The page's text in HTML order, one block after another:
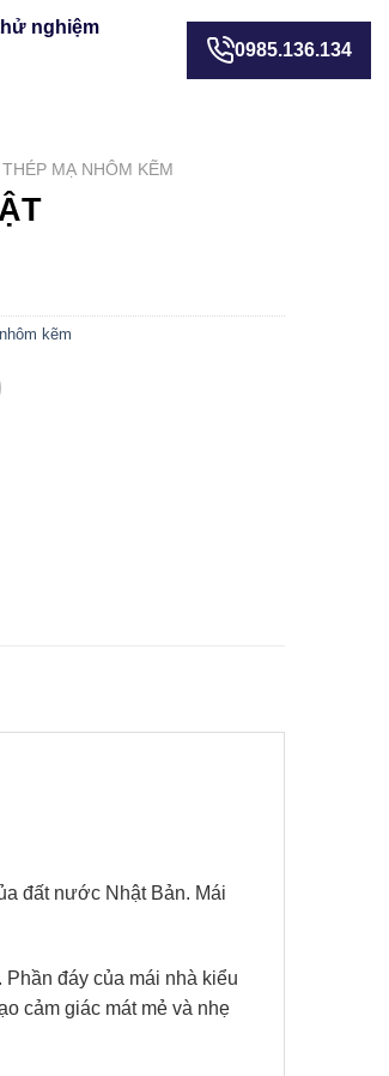
nghiệm
0985.136.134
MẠ NHÔM KẼM
kẽm
đất nước Nhật Bản. Mái
đáy của mái nhà kiểu
cảm giác mát mẻ và nhẹ